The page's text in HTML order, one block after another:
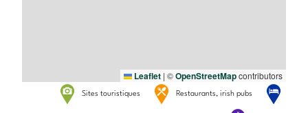
Leaflet | ©OpenStreetMapcontributors
Sites touristiques Restaurants, irish pubs